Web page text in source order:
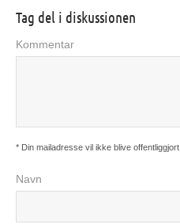
Tag del i diskussionen
Kommentar
* Din mailadresse vil ikke blive offentliggjort
Navn